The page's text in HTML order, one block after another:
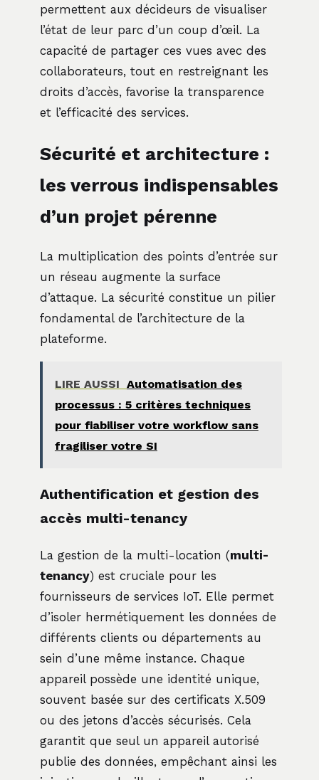
permettent aux décideurs de visualiser
l’état de leur parc d’un coup d’œil. La
capacité de partager ces vues avec des
collaborateurs, tout en restreignant les
droits d’accès, favorise la transparence
et l’efficacité des services.
Sécurité et architecture :
les verrous indispensables
d’un projet pérenne
La multiplication des points d’entrée sur
un réseau augmente la surface
d’attaque. La sécurité constitue un pilier
fondamental de l’architecture de la
plateforme.
LIRE AUSSI Automatisation des
processus : 5 critères techniques
pour fiabiliser votre workflow sans
fragiliser votre SI
Authentification et gestion des
accès multi-tenancy
La gestion de la multi-location (multi-
tenancy) est cruciale pour les
fournisseurs de services IoT. Elle permet
d’isoler hermétiquement les données de
différents clients ou départements au
sein d’une même instance. Chaque
appareil possède une identité unique,
souvent basée sur des certificats X.509
ou des jetons d’accès sécurisés. Cela
garantit que seul un appareil autorisé
publie des données, empêchant ainsi les